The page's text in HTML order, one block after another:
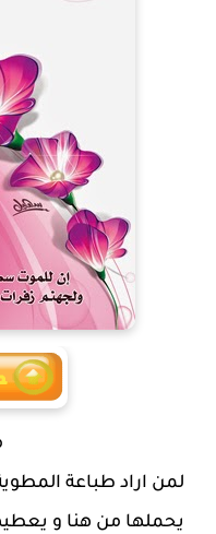
لمن اراد طباعة
يحملها من هنا و